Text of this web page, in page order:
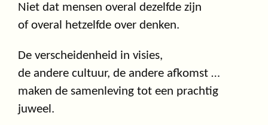
Niet dat mensen overal dezelfde zijn
of overal hetzelfde over denken.
De verscheidenheid in visies,
de andere cultuur, de andere afkomst …
maken de samenleving tot een prachtig
juweel.